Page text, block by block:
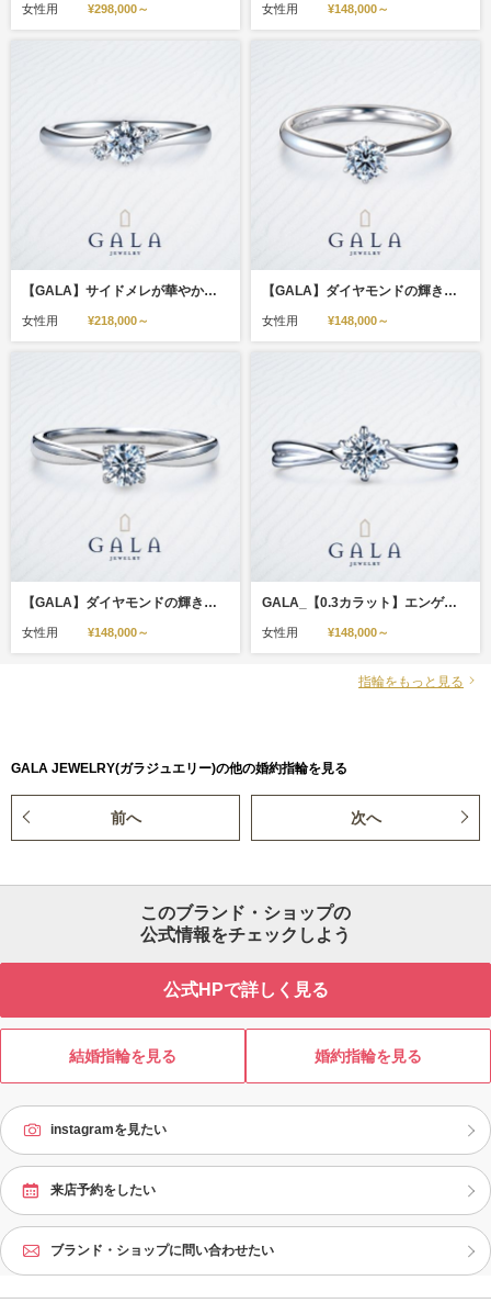
女性用 ¥298,000～ 女性用 ¥148,000～
【GALA】サイドメレが華やかさをプラス♪キュートなエンゲージリング！
女性用 ¥218,000～
【GALA】ダイヤモンドの輝きを堪能♪クラシカルなエンゲージリング＊
女性用 ¥148,000～
【GALA】ダイヤモンドの輝きを堪能♪クラシカルなエンゲージリング＊
女性用 ¥148,000～
GALA_【0.3カラット】エンゲージリング_上質なシンプル
女性用 ¥148,000～
指輪をもっと見る
GALA JEWELRY(ガラジュエリー)の他の婚約指輪を見る
前へ 次へ
このブランド・ショップの
公式情報をチェックしよう
公式HPで詳しく見る
結婚指輪を見る 婚約指輪を見る
instagramを見たい
来店予約をしたい
ブランド・ショップに問い合わせたい